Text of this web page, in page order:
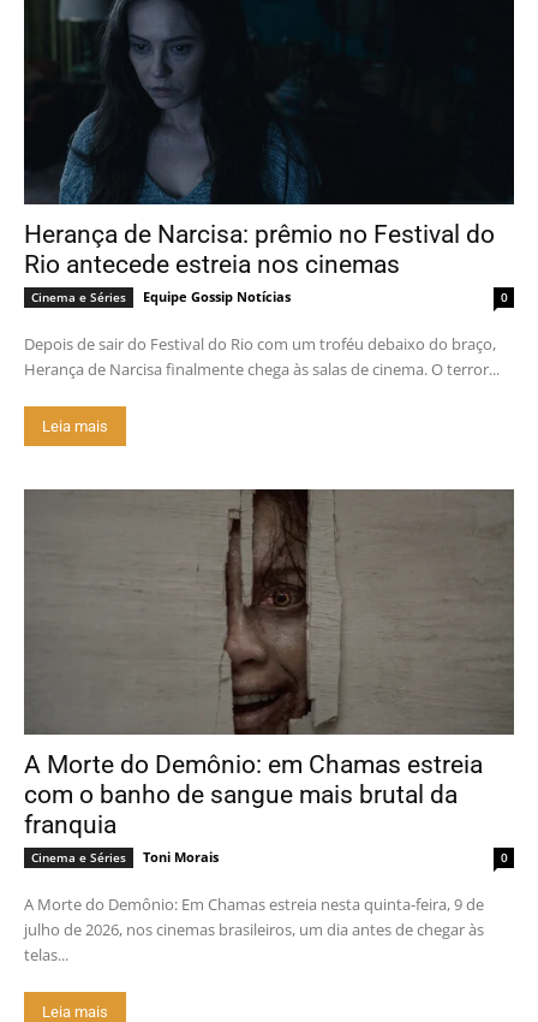
Herança de Narcisa: prêmio no Festival do
Rio antecede estreia nos cinemas
Cinema e Séries Equipe Gossip Notícias 0
Depois de sair do Festival do Rio com um troféu debaixo do braço,
Herança de Narcisa finalmente chega às salas de cinema. O terror...
Leia mais
A Morte do Demônio: em Chamas estreia
com o banho de sangue mais brutal da
franquia
Cinema e Séries Toni Morais 0
A Morte do Demônio: Em Chamas estreia nesta quinta-feira, 9 de
julho de 2026, nos cinemas brasileiros, um dia antes de chegar às
telas...
Leia mais